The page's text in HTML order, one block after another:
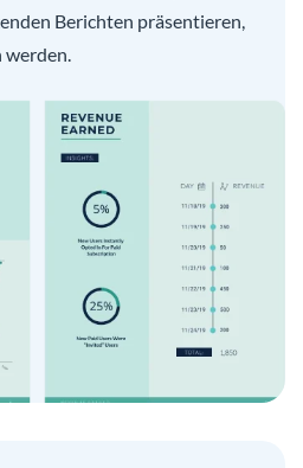
Berichten präsentieren,